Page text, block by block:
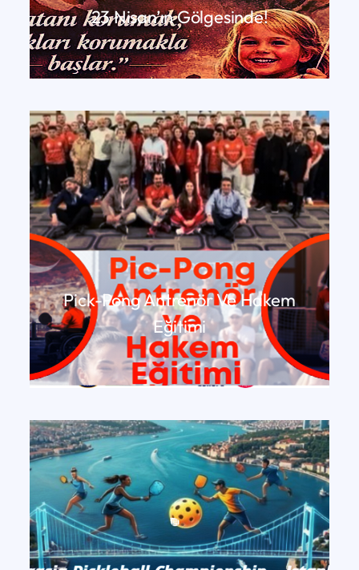
23 Nisan’ın Gölgesinde!
DEVAMINI OKU
Pick-Pong Antrenör Ve Hakem
Eğitimi
DEVAMINI OKU